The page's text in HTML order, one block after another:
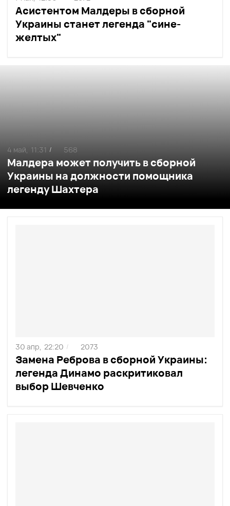
Асистентом Малдеры в сборной
Украины станет легенда "сине-
желтых"
Малдера может получить в сборной
Украины на должности помощника
легенду Шахтера
4 май, 11:31 / 568
Замена Реброва в сборной Украины:
легенда Динамо раскритиковал
выбор Шевченко
30 апр, 22:20 / 2073